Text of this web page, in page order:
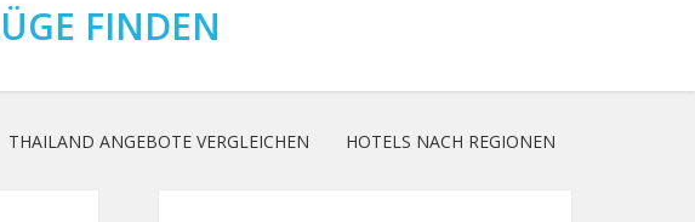
FINDEN
THAILAND ANGEBOTE VERGLEICHEN HOTELS NACH REGIONEN